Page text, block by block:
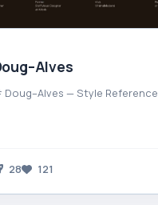
Doug–Alves — Style Reference
28 121